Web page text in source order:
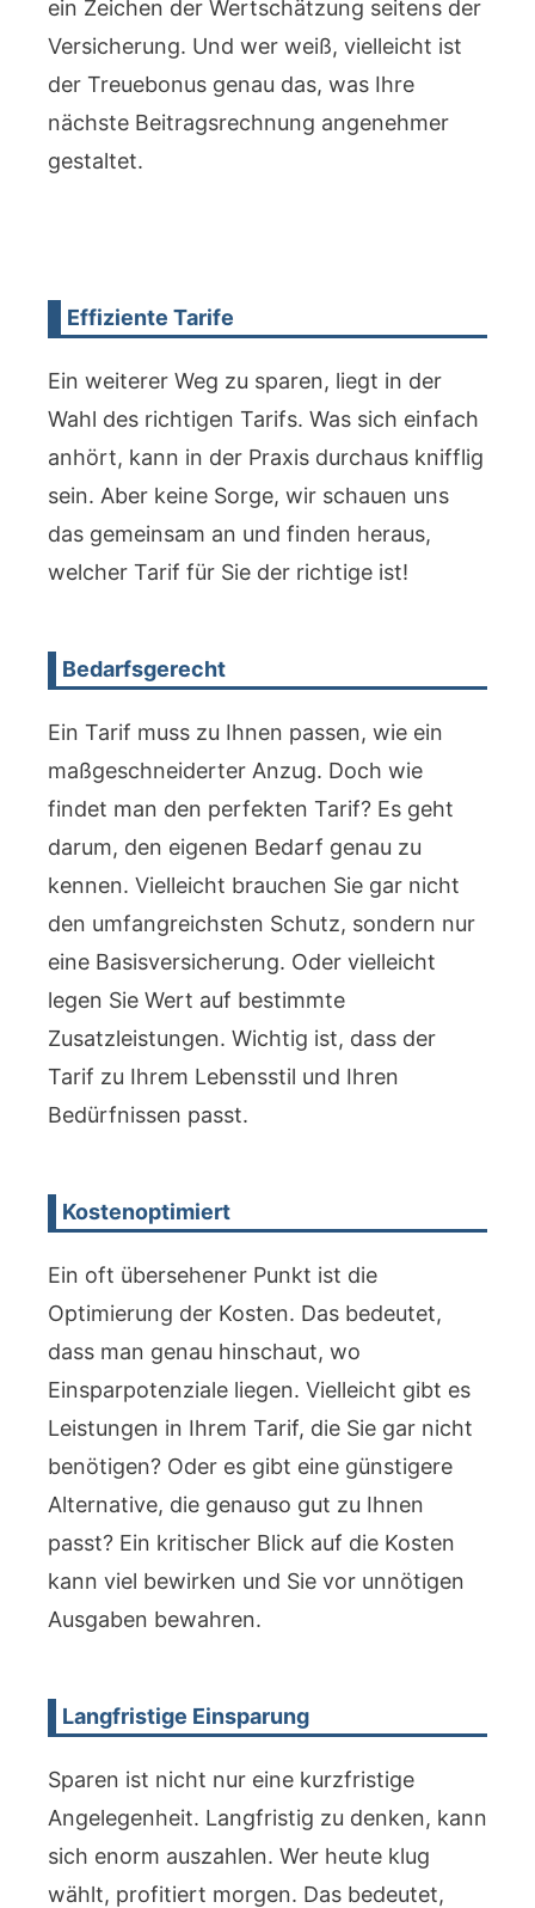
ein Zeichen der Wertschätzung seitens der
Versicherung. Und wer weiß, vielleicht ist
der Treuebonus genau das, was Ihre
nächste Beitragsrechnung angenehmer
gestaltet.
Effiziente Tarife
Ein weiterer Weg zu sparen, liegt in der
Wahl des richtigen Tarifs. Was sich einfach
anhört, kann in der Praxis durchaus knifflig
sein. Aber keine Sorge, wir schauen uns
das gemeinsam an und finden heraus,
welcher Tarif für Sie der richtige ist!
Bedarfsgerecht
Ein Tarif muss zu Ihnen passen, wie ein
maßgeschneiderter Anzug. Doch wie
findet man den perfekten Tarif? Es geht
darum, den eigenen Bedarf genau zu
kennen. Vielleicht brauchen Sie gar nicht
den umfangreichsten Schutz, sondern nur
eine Basisversicherung. Oder vielleicht
legen Sie Wert auf bestimmte
Zusatzleistungen. Wichtig ist, dass der
Tarif zu Ihrem Lebensstil und Ihren
Bedürfnissen passt.
Kostenoptimiert
Ein oft übersehener Punkt ist die
Optimierung der Kosten. Das bedeutet,
dass man genau hinschaut, wo
Einsparpotenziale liegen. Vielleicht gibt es
Leistungen in Ihrem Tarif, die Sie gar nicht
benötigen? Oder es gibt eine günstigere
Alternative, die genauso gut zu Ihnen
passt? Ein kritischer Blick auf die Kosten
kann viel bewirken und Sie vor unnötigen
Ausgaben bewahren.
Langfristige Einsparung
Sparen ist nicht nur eine kurzfristige
Angelegenheit. Langfristig zu denken, kann
sich enorm auszahlen. Wer heute klug
wählt, profitiert morgen. Das bedeutet,